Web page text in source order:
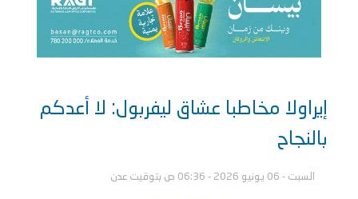
إيراولا مخاطبا عشاق ليفربول: لا أعدكم
بالنجاح
السبت - 06 يونيو 2026 - 06:36 ص بتوقيت عدن